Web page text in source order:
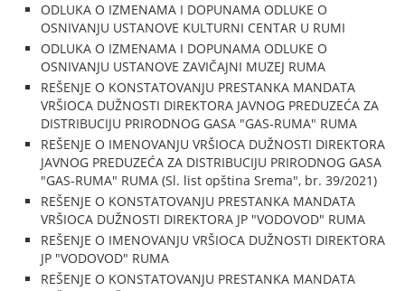
ODLUKA O IZMENAMA I DOPUNAMA ODLUKE O
OSNIVANJU USTANOVE KULTURNI CENTAR U RUMI
ODLUKA O IZMENAMA I DOPUNAMA ODLUKE O
OSNIVANJU USTANOVE ZAVIČAJNI MUZEJ RUMA
REŠENJE O KONSTATOVANJU PRESTANKA MANDATA
VRŠIOCA DUŽNOSTI DIREKTORA JAVNOG PREDUZEĆA ZA
DISTRIBUCIJU PRIRODNOG GASA "GAS-RUMA" RUMA
REŠENJE O IMENOVANJU VRŠIOCA DUŽNOSTI DIREKTORA
JAVNOG PREDUZEĆA ZA DISTRIBUCIJU PRIRODNOG GASA
"GAS-RUMA" RUMA (Sl. list opština Srema", br. 39/2021)
REŠENJE O KONSTATOVANJU PRESTANKA MANDATA
VRŠIOCA DUŽNOSTI DIREKTORA JP "VODOVOD" RUMA
REŠENJE O IMENOVANJU VRŠIOCA DUŽNOSTI DIREKTORA
JP "VODOVOD" RUMA
REŠENJE O KONSTATOVANJU PRESTANKA MANDATA